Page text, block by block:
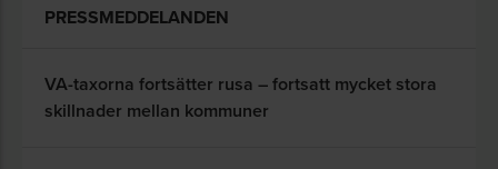
PRESSMEDDELANDEN
VA-taxorna fortsätter rusa – fortsatt mycket stora
skillnader mellan kommuner